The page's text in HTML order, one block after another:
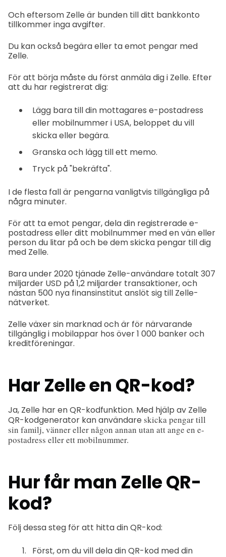
Och eftersom Zelle är bunden till ditt bankkonto
tillkommer inga avgifter.
Du kan också begära eller ta emot pengar med
Zelle.
För att börja måste du först anmäla dig i Zelle. Efter
att du har registrerat dig:
Lägg bara till din mottagares e-postadress
eller mobilnummer i USA, beloppet du vill
skicka eller begära.
Granska och lägg till ett memo.
Tryck på "bekräfta".
I de flesta fall är pengarna vanligtvis tillgängliga på
några minuter.
För att ta emot pengar, dela din registrerade e-
postadress eller ditt mobilnummer med en vän eller
person du litar på och be dem skicka pengar till dig
med Zelle.
Bara under 2020 tjänade Zelle-användare totalt 307
miljarder USD på 1,2 miljarder transaktioner, och
nästan 500 nya finansinstitut anslöt sig till Zelle-
nätverket.
Zelle växer sin marknad och är för närvarande
tillgänglig i mobilappar hos över 1 000 banker och
kreditföreningar.
Har Zelle en QR-kod?
Ja, Zelle har en QR-kodfunktion. Med hjälp av Zelle
QR-kodgenerator kan användare skicka pengar till
sin familj, vänner eller någon annan utan att ange en e-
postadress eller ett mobilnummer.
Hur får man Zelle QR-
kod?
Följ dessa steg för att hitta din QR-kod:
Först, om du vill dela din QR-kod med din